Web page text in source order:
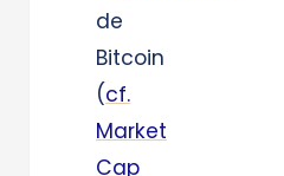
de
Bitcoin
(cf.
Market
Cap